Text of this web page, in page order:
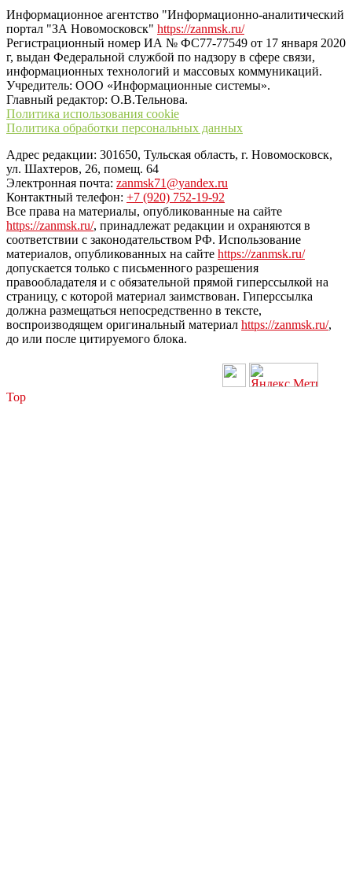
Информационное агентство "Информационно-аналитический
портал "ЗА Новомосковск" https://zanmsk.ru/
Регистрационный номер ИА № ФС77-77549 от 17 января 2020
г, выдан Федеральной службой по надзору в сфере связи,
информационных технологий и массовых коммуникаций.
Учредитель: ООО «Информационные системы».
Главный редактор: О.В.Тельнова.
Политика использования cookie
Политика обработки персональных данных
Адрес редакции: 301650, Тульская область, г. Новомосковск,
ул. Шахтеров, 26, помещ. 64
Электронная почта: zanmsk71@yandex.ru
Контактный телефон: +7 (920) 752-19-92
Все права на материалы, опубликованные на сайте
https://zanmsk.ru/, принадлежат редакции и охраняются в
соответствии с законодательством РФ. Использование
материалов, опубликованных на сайте https://zanmsk.ru/
допускается только с письменного разрешения
правообладателя и с обязательной прямой гиперссылкой на
страницу, с которой материал заимствован. Гиперссылка
должна размещаться непосредственно в тексте,
воспроизводящем оригинальный материал https://zanmsk.ru/,
до или после цитируемого блока.
Top